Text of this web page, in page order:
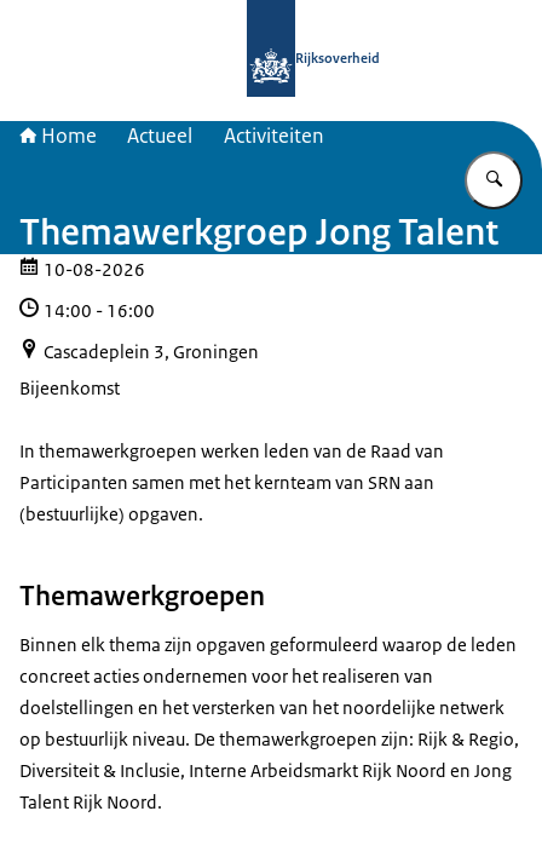
Rijksoverheid
Home Actueel Activiteiten
Themawerkgroep Jong Talent
10-08-2026
14:00 - 16:00
Cascadeplein 3, Groningen
Bijeenkomst
In themawerkgroepen werken leden van de Raad van
Participanten samen met het kernteam van SRN aan
(bestuurlijke) opgaven.
Themawerkgroepen
Binnen elk thema zijn opgaven geformuleerd waarop de leden
concreet acties ondernemen voor het realiseren van
doelstellingen en het versterken van het noordelijke netwerk
op bestuurlijk niveau. De themawerkgroepen zijn: Rijk & Regio,
Diversiteit & Inclusie, Interne Arbeidsmarkt Rijk Noord en Jong
Talent Rijk Noord.